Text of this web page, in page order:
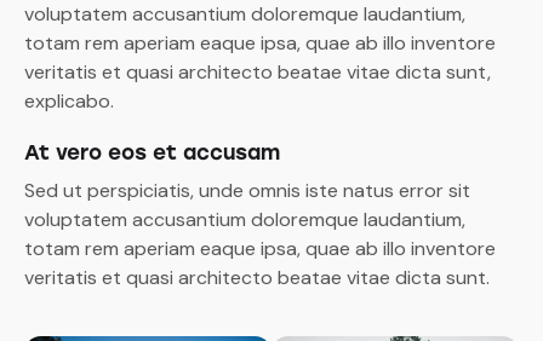
voluptatem accusantium doloremque laudantium,
totam rem aperiam eaque ipsa, quae ab illo inventore
veritatis et quasi architecto beatae vitae dicta sunt,
explicabo.
At vero eos et accusam
Sed ut perspiciatis, unde omnis iste natus error sit
voluptatem accusantium doloremque laudantium,
totam rem aperiam eaque ipsa, quae ab illo inventore
veritatis et quasi architecto beatae vitae dicta sunt.